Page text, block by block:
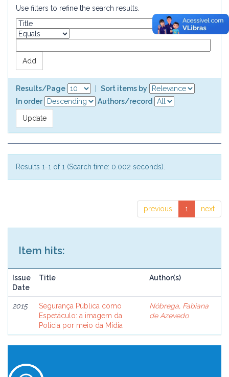
Use filters to refine the search results.
Results/Page
Sort items by
In order
Authors/record
Results 1-1 of 1 (Search time: 0.002 seconds).
previous 1 next
Item hits:
Issue
Date
Title Author(s)
2015
Segurança Pública como
Espetáculo: a imagem da
Polícia por meio da Mídia
Nóbrega, Fabiana
de Azevedo